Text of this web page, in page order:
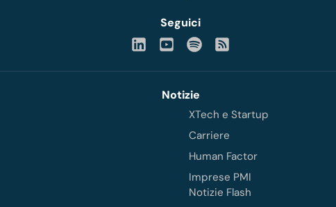
Seguici
Notizie
XTech e Startup
Carriere
Human Factor
Imprese PMI
Notizie Flash